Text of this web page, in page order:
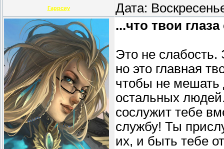
Гаррсиу Дата:
...что твои
Это не слабость.
но это главная
чтобы не мешать
остальных
сослужит тебе
службу! Ты
их, и быть тебе